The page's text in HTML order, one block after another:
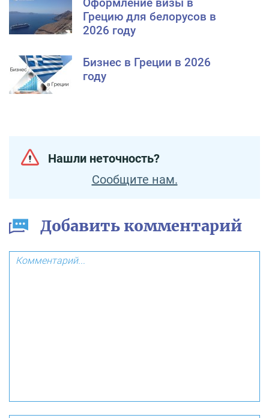
Оформление визы в
Грецию для белорусов в
2026 году
Бизнес в Греции в 2026
году
Нашли неточность?
Сообщите нам.
Добавить комментарий